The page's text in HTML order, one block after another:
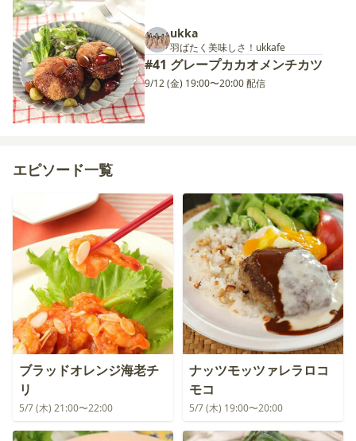
ukka
羽ばたく美味しさ！ukkafe
#41 グレープカカオメンチカツ
9/12 (金) 19:00〜20:00 配信
エピソード一覧
ブラッドオレンジ海老チ
リ
5/7 (木) 21:00〜22:00
ナッツモッツァレラロコ
モコ
5/7 (木) 19:00〜20:00